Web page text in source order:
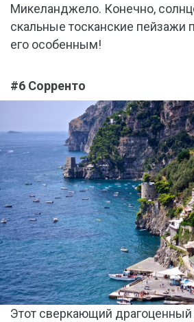
Микеланджело. Конечно,
скальные тосканские пейзажи
его особенным!
#6 Сорренто
Этот сверкающий драгоценный